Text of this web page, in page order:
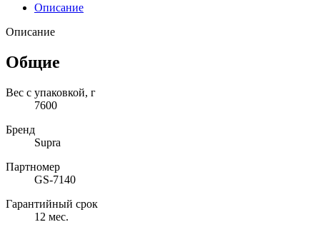
Описание
Описание
Общие
Вес с упаковкой, г
7600
Бренд
Supra
Партномер
GS-7140
Гарантийный срок
12 мес.